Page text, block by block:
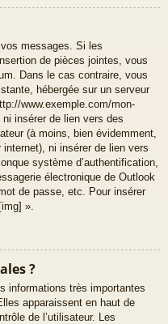
messages. Si les
de pièces jointes, vous
Dans le cas contraire, vous
hébergée sur un serveur
www.exemple.com/mon-
insérer de lien vers des
(à moins, bien évidemment,
ni insérer de lien vers
système d’authentification,
électronique de Outlook
de passe, etc. Pour insérer
».
?
informations très importantes
apparaissent en haut de
de l’utilisateur. Les